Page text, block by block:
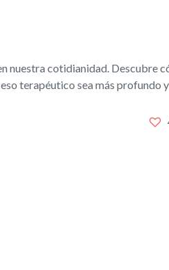
nuestra cotidianidad. Descubre
terapéutico sea más profundo y